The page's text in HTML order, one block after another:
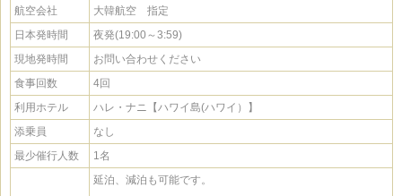
航空会社
大韓航空 指定
日本発時間
夜発(19:00～3:59)
現地発時間
お問い合わせください
食事回数
4回
利用ホテル
ハレ・ナニ【ハワイ島(ハワイ）】
添乗員
なし
最少催行人数
1名
延泊、減泊も可能です。